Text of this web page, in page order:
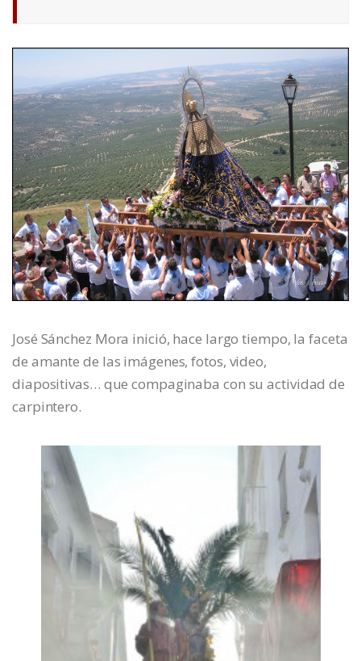
José Sánchez Mora inició, hace largo tiempo, la faceta
de amante de las imágenes, fotos, video,
diapositivas… que compaginaba con su actividad de
carpintero.